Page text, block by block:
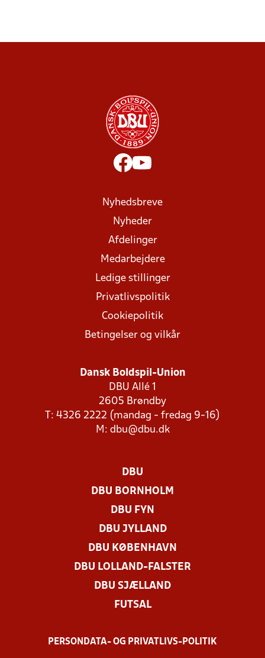
Nyhedsbreve
Nyheder
Afdelinger
Medarbejdere
Ledige stillinger
Privatlivspolitik
Cookiepolitik
Betingelser og vilkår
Dansk Boldspil-Union
DBU Allé 1
2605 Brøndby
T: 4326 2222 (mandag - fredag 9-16)
M: dbu@dbu.dk
DBU
DBU BORNHOLM
DBU FYN
DBU JYLLAND
DBU KØBENHAVN
DBU LOLLAND-FALSTER
DBU SJÆLLAND
FUTSAL
PERSONDATA- OG PRIVATLIVS-POLITIK